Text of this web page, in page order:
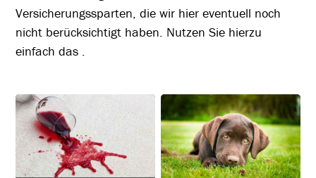
Versicherungssparten, die wir hier eventuell noch
nicht berücksichtigt haben. Nutzen Sie hierzu
einfach das .